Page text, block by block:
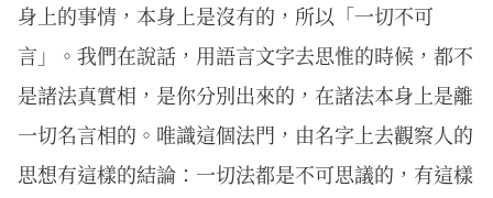
身上的事情，本身上是沒有的，所以「一切不可
言」。我們在說話，用語言文字去思惟的時候，都不
是諸法真實相，是你分別出來的，在諸法本身上是離
一切名言相的。唯識這個法門，由名字上去觀察人的
思想有這樣的結論：一切法都是不可思議的，有這樣